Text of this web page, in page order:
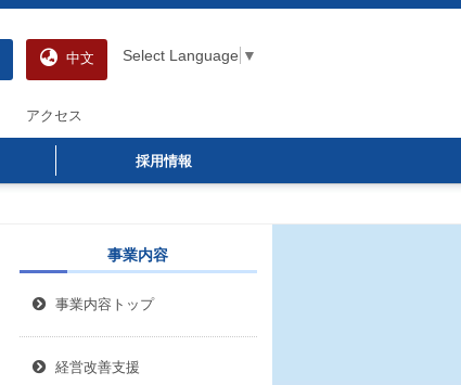
中文 Select Language ▼
アクセス
採用情報
事業内容
事業内容トップ
経営改善支援